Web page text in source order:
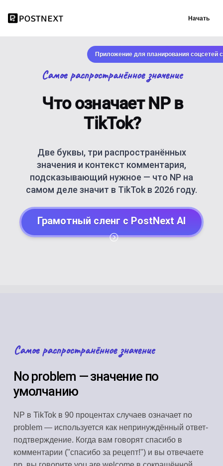
Начать
Приложение для планирования соцсетей
Самое распространённое значение
Что означает NP в
TikTok?
Две буквы, три распространённых
значения и контекст комментария,
подсказывающий нужное — что NP на
самом деле значит в TikTok в 2026 году.
Грамотный сленг с PostNext AI
Самое распространённое значение
No problem — значение по
умолчанию
NP в TikTok в 90 процентах случаев означает no
problem — используется как непринуждённый ответ-
подтверждение. Когда вам говорят спасибо в
комментарии ("спасибо за рецепт!") и вы отвечаете